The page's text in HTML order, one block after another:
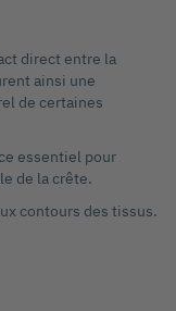
direct entre la
ainsi une
de certaines
essentiel pour
de la crête.
contours des tissus.